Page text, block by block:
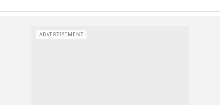
ADVERTISEMENT